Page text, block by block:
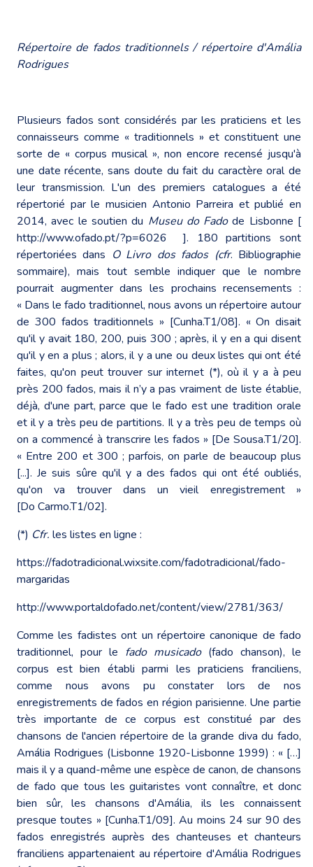
Répertoire de fados traditionnels / répertoire d'Amália
Rodrigues
Plusieurs fados sont considérés par les praticiens et les
connaisseurs comme « traditionnels » et constituent une
sorte de « corpus musical », non encore recensé jusqu'à
une date récente, sans doute du fait du caractère oral de
leur transmission. L'un des premiers catalogues a été
répertorié par le musicien Antonio Parreira et publié en
2014, avec le soutien du Museu do Fadode Lisbonne [
http://www.ofado.pt/?p=6026 ]. 180 partitions sont
répertoriées dans O Livro dos fados (cfr. Bibliographie
sommaire), mais tout semble indiquer que le nombre
pourrait augmenter dans les prochains recensements :
« Dans le fado traditionnel, nous avons un répertoire autour
de 300 fados traditionnels » [Cunha.T1/08]. « On disait
qu'il y avait 180, 200, puis 300 ; après, il y en a qui disent
qu'il y en a plus ; alors, il y a une ou deux listes qui ont été
faites, qu'on peut trouver sur internet (*), où il y a à peu
près 200 fados, mais il n’y a pas vraiment de liste établie,
déjà, d'une part, parce que le fado est une tradition orale
et il y a très peu de partitions. Il y a très peu de temps où
on a commencé à transcrire les fados » [De Sousa.T1/20].
« Entre 200 et 300 ; parfois, on parle de beaucoup plus
[...]. Je suis sûre qu'il y a des fados qui ont été oubliés,
qu'on va trouver dans un vieil enregistrement »
[Do Carmo.T1/02].
(*) Cfr. les listes en ligne :
https://fadotradicional.wixsite.com/fadotradicional/fado-
margaridas
http://www.portaldofado.net/content/view/2781/363/
Comme les fadistes ont un répertoire canonique de fado
traditionnel, pour le fado musicado(fado chanson), le
corpus est bien établi parmi les praticiens franciliens,
comme nous avons pu constater lors de nos
enregistrements de fados en région parisienne. Une partie
très importante de ce corpus est constitué par des
chansons de l'ancien répertoire de la grande diva du fado,
Amália Rodrigues (Lisbonne 1920-Lisbonne 1999) : « […]
mais il y a quand-même une espèce de canon, de chansons
de fado que tous les guitaristes vont connaître, et donc
bien sûr, les chansons d'Amália, ils les connaissent
presque toutes » [Cunha.T1/09]. Au moins 24 sur 90 des
fados enregistrés auprès des chanteuses et chanteurs
franciliens appartenaient au répertoire d'Amália Rodrigues